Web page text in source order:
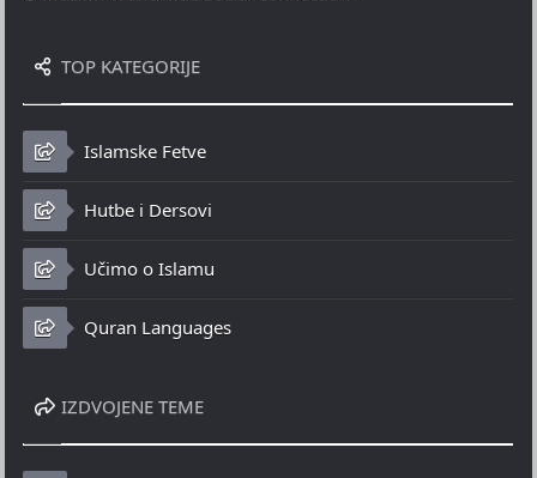
TOP KATEGORIJE
Islamske Fetve
Hutbe i Dersovi
Učimo o Islamu
Quran Languages
IZDVOJENE TEME